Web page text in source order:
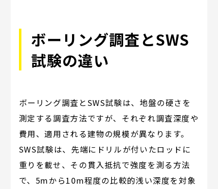
ボーリング調査とSWS
試験の違い
ボーリング調査とSWS試験は、地盤の硬さを
測定する調査方法ですが、それぞれ調査深度や
費用、適用される建物の規模が異なります。
SWS試験は、先端にドリルが付いたロッドに
重りを載せ、その貫入抵抗で強度を測る方法
で、5mから10m程度の比較的浅い深度を対象